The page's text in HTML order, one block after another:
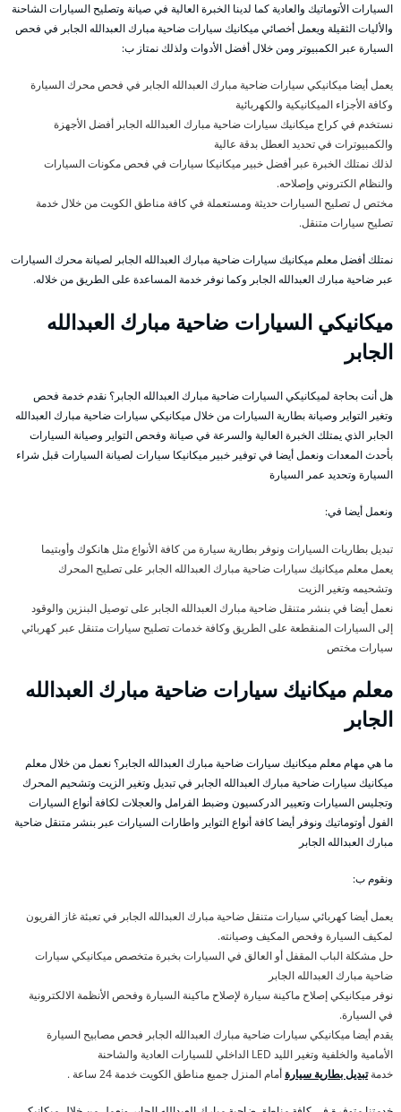
السيارات الأتوماتيك والعادية كما لدينا الخبرة العالية في صيانة وتصليح السيارات الشاحنة
والأليات الثقيلة ويعمل أخصائي ميكانيك سيارات ضاحية مبارك العبدالله الجابر في فحص
السيارة عبر الكمبيوتر ومن خلال أفضل الأدوات ولذلك نمتاز ب:
يعمل أيضا ميكانيكي سيارات ضاحية مبارك العبدالله الجابر في فحص محرك السيارة
وكافة الأجزاء الميكانيكية والكهربائية
نستخدم في كراج ميكانيك سيارات ضاحية مبارك العبدالله الجابر أفضل الأجهزة
والكمبيوترات في تحديد العطل بدقة عالية
لذلك نمتلك الخبرة عبر أفضل خبير ميكانيكا سيارات في فحص مكونات السيارات
والنظام الكتروني وإصلاحه.
مختص ل تصليح السيارات حديثة ومستعملة في كافة مناطق الكويت من خلال خدمة
تصليح سيارات متنقل.
نمتلك أفضل معلم ميكانيك سيارات ضاحية مبارك العبدالله الجابر لصيانة محرك السيارات
عبر ضاحية مبارك العبدالله الجابر وكما نوفر خدمة المساعدة على الطريق من خلاله.
ميكانيكي السيارات ضاحية مبارك العبدالله
الجابر
هل أنت بحاجة لميكانيكي السيارات ضاحية مبارك العبدالله الجابر؟ نقدم خدمة فحص
وتغير التواير وصيانة بطارية السيارات من خلال ميكانيكي سيارات ضاحية مبارك العبدالله
الجابر الذي يمتلك الخبرة العالية والسرعة في صيانة وفحص التواير وصيانة السيارات
بأحدث المعدات ونعمل أيضا في توفير خبير ميكانيكا سيارات لصيانة السيارات قبل شراء
السيارة وتحديد عمر السيارة
ونعمل أيضا في:
تبديل بطاريات السيارات ونوفر بطارية سيارة من كافة الأنواع مثل هانكوك وأوبتيما
يعمل معلم ميكانيك سيارات ضاحية مبارك العبدالله الجابر على تصليح المحرك
وتشحيمه وتغير الزيت
نعمل أيضا في بنشر متنقل ضاحية مبارك العبدالله الجابر على توصيل البنزين والوقود
إلى السيارات المنقطعة على الطريق وكافة خدمات تصليح سيارات متنقل عبر كهربائي
سيارات مختص
معلم ميكانيك سيارات ضاحية مبارك العبدالله
الجابر
ما هي مهام معلم ميكانيك سيارات ضاحية مبارك العبدالله الجابر؟ نعمل من خلال معلم
ميكانيك سيارات ضاحية مبارك العبدالله الجابر في تبديل وتغير الزيت وتشحيم المحرك
وتجليس السيارات وتعيير الدركسيون وضبط الفرامل والعجلات لكافة أنواع السيارات
الفول أوتوماتيك ونوفر أيضا كافة أنواع التواير واطارات السيارات عبر بنشر متنقل ضاحية
مبارك العبدالله الجابر
ونقوم ب:
يعمل أيضا كهربائي سيارات متنقل ضاحية مبارك العبدالله الجابر في تعبئة غاز الفريون
لمكيف السيارة وفحص المكيف وصيانته.
حل مشكلة الباب المقفل أو العالق في السيارات بخبرة متخصص ميكانيكي سيارات
ضاحية مبارك العبدالله الجابر
نوفر ميكانيكي إصلاح ماكينة سيارة لإصلاح ماكينة السيارة وفحص الأنظمة الالكترونية
في السيارة.
يقدم أيضا ميكانيكي سيارات ضاحية مبارك العبدالله الجابر فحص مصابيح السيارة
الأمامية والخلفية وتغير الليد LED الداخلي للسيارات العادية والشاحنة
خدمةتبديل بطارية سيارةأمام المنزل جميع مناطق الكويت خدمة 24 ساعة .